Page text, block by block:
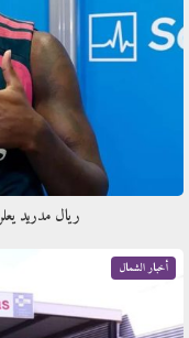
ريال مدريد
أخبار الشمال